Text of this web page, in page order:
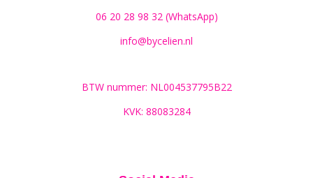
06 20 28 98 32 (WhatsApp)
info@bycelien.nl
BTW nummer: NL004537795B22
KVK: 88083284